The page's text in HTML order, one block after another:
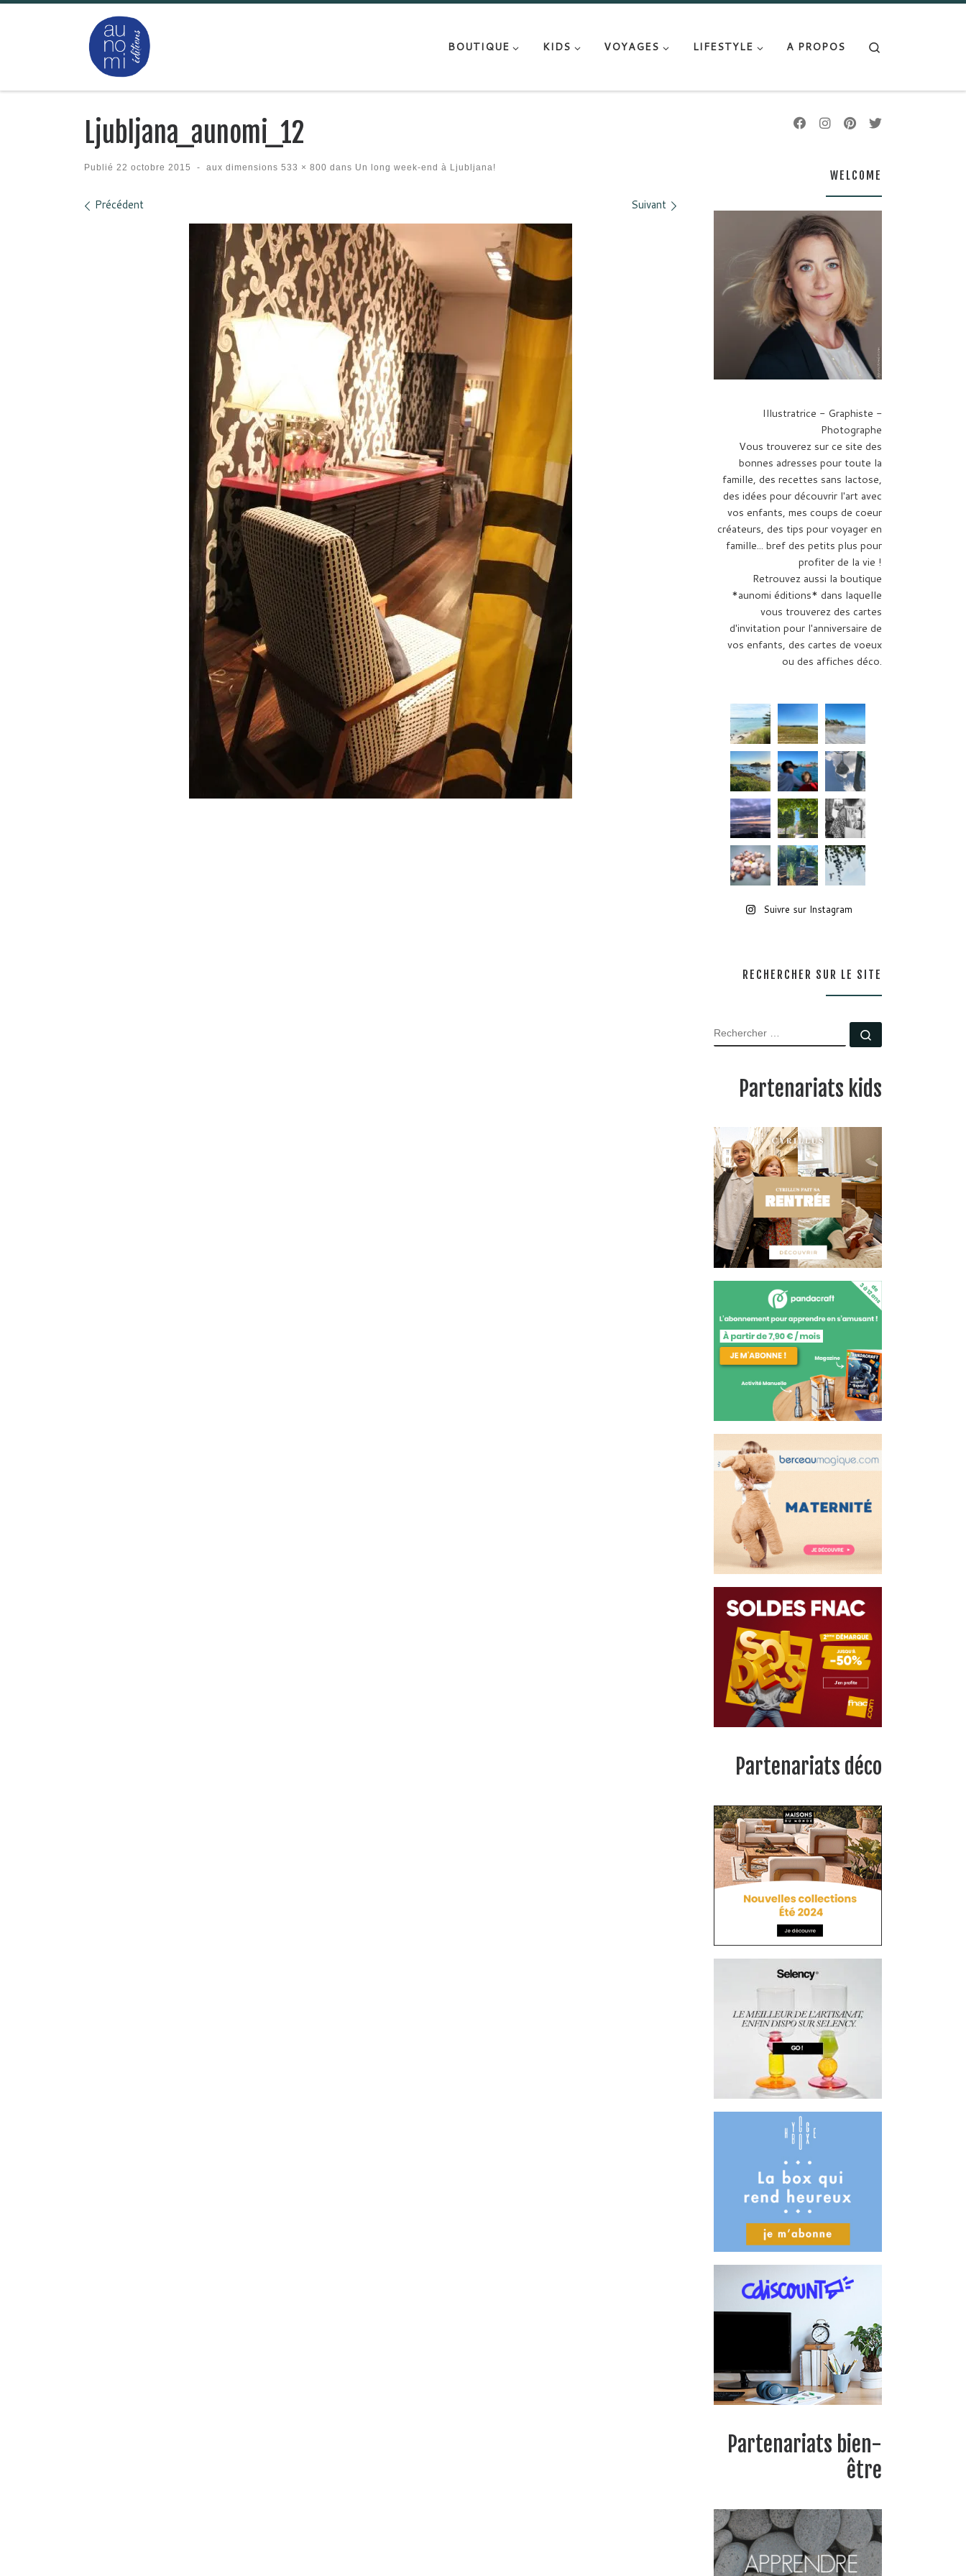
Passer au contenu
BOUTIQUE
KIDS VOYAGES LIFESTYLE A PROPOS
Ljubljana_aunomi_12
Publié 22 octobre 2015 - aux dimensions 533 × 800 dans Un long week-end à Ljubljana!
Navigation des images
Précédent Suivant
WELCOME
Illustratrice - Graphiste -
Photographe
Vous trouverez sur ce site des
bonnes adresses pour toute la
famille, des recettes sans lactose,
des idées pour découvrir l'art avec
vos enfants, mes coups de coeur
créateurs, des tips pour voyager en
famille... bref des petits plus pour
profiter de la vie !
Retrouvez aussi la boutique
*aunomi éditions* dans laquelle
vous trouverez des cartes
d'invitation pour l'anniversaire de
vos enfants, des cartes de voeux
ou des affiches déco.
Suivre sur Instagram
RECHERCHER SUR LE SITE
RECHERCHER
Partenariats kids
Partenariats déco
Partenariats bien-
être